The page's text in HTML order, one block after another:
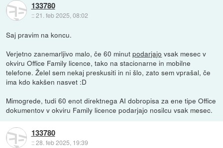
133780
::21. feb 2025, 08:02
Saj pravim na koncu.
Verjetno zanemarljivo malo, če 60 minutpodarjajo vsak mesec v
okviru Office Family licence, tako na stacionarne in mobilne
telefone. Želel sem nekaj preskusiti in ni šlo, zato sem vprašal, če
ima kdo kakšen nasvet :D
Mimogrede, tudi 60 enot direktnega AI dobropisa za ene tipe Office
dokumentov v okviru Family licence podarjajo nosilcu vsak mesec.
133780
::28. feb 2025, 19:39